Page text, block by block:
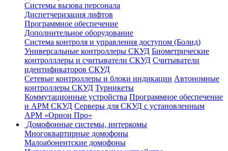
Системы вызова персонала
Диспетчеризация лифтов
Программное обеспечение
Дополнительное оборудование
Система контроля и управления доступом (Болид)
Универсальные контроллеры СКУД Биометрические
контролллеры и считыватели СКУД Считыватели
идентификаторов СКУД
Сетевые контроллеры и блоки индикации Автономные
контроллеры СКУД Турникеты
Коммутационные устройства Программное обеспечение
и АРМ СКУД Серверы для СКУД с установленным
АРМ «Орион Про»
Домофонные системы, интеркомы
Многоквартирные домофоны
Малоабонентские домофоны